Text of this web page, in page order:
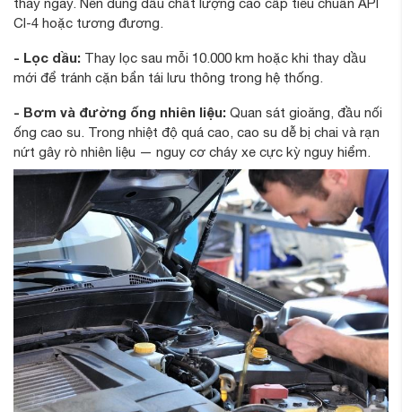
thay ngay. Nên dùng dầu chất lượng cao cấp tiêu chuẩn API
CI-4 hoặc tương đương.
- Lọc dầu: Thay lọc sau mỗi 10.000 km hoặc khi thay dầu
mới để tránh cặn bẩn tái lưu thông trong hệ thống.
- Bơm và đường ống nhiên liệu: Quan sát gioăng, đầu nối
ống cao su. Trong nhiệt độ quá cao, cao su dễ bị chai và rạn
nứt gây rò nhiên liệu — nguy cơ cháy xe cực kỳ nguy hiểm.